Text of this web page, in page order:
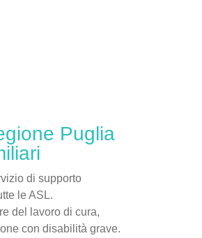
Puglia
di supporto
le ASL.
del lavoro di cura,
con disabilità grave.